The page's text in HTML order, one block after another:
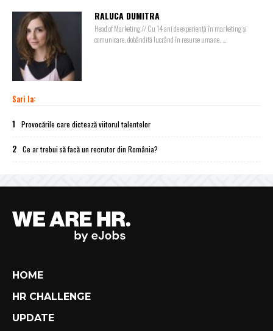
RALUCA DUMITRA
Head of Marketing // Cu 14 ani de experiență în marketing și
comunicare, dobândită lucrând în resurse umane, ...
Sari la:
1 Provocările care dictează viitorul talentelor
2 Ce ar trebui să facă un recrutor din România?
HOME
HR CHALLENGE
UPDATE